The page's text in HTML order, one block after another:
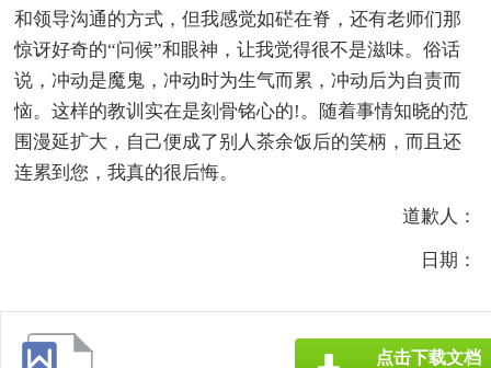
和领导沟通的方式，但我感觉如硭在脊，还有老师们那
惊讶好奇的“问候”和眼神，让我觉得很不是滋味。俗话
说，冲动是魔鬼，冲动时为生气而累，冲动后为自责而
恼。这样的教训实在是刻骨铭心的!。随着事情知晓的范
围漫延扩大，自己便成了别人茶余饭后的笑柄，而且还
连累到您，我真的很后悔。
道歉人：
日期：
点击下载文档